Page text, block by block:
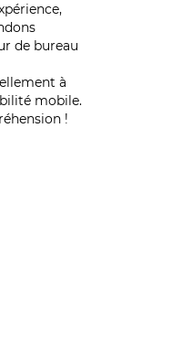
de bureau
à
mobile.
!